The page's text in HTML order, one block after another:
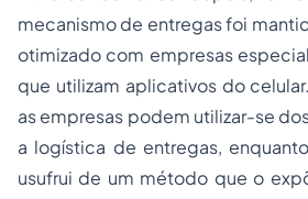
mecanismo de entregas foi
otimizado com empresas
que utilizam aplicativos do
as empresas podem utilizar-se
a logística de entregas,
usufrui de um método que o